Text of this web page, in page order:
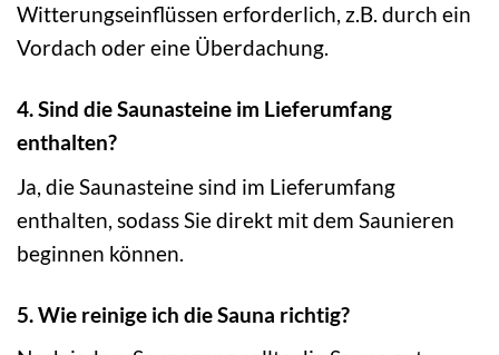
Witterungseinflüssen erforderlich, z.B. durch ein
Vordach oder eine Überdachung.
4. Sind die Saunasteine im Lieferumfang
enthalten?
Ja, die Saunasteine sind im Lieferumfang
enthalten, sodass Sie direkt mit dem Saunieren
beginnen können.
5. Wie reinige ich die Sauna richtig?